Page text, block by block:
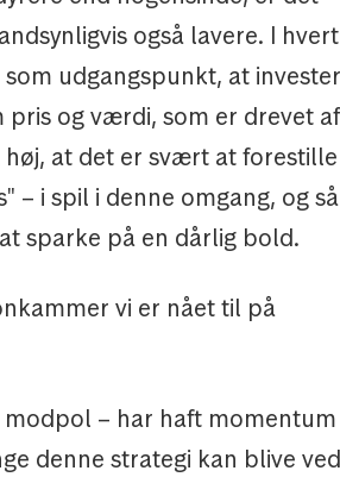
også lavere. I hvert
udgangspunkt, at
og værdi, som er drevet af
at det er svært at forestille
– i spil i denne omgang, og
sparke på en dårlig bold.
vi er nået til på
– har haft momentum
denne strategi kan blive ved